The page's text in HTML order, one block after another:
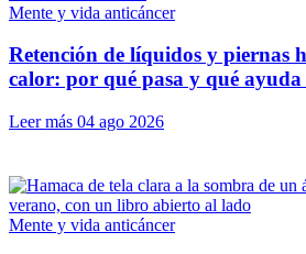
Mente y vida anticáncer
Retención de líquidos y piernas
calor: por qué pasa y qué
Leer más 04 ago 2026
Mente y vida anticáncer